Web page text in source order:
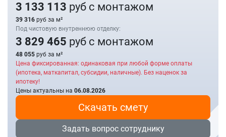
3 133 113 руб с монтажом
39 316 руб за м²
Под чистовую внутреннюю отделку:
3 829 465 руб с монтажом
48 055 руб за м²
Цена фиксированная: одинаковая при любой форме оплаты
(ипотека, маткапитал, субсидии, наличные). Без наценок за
ипотеку!
Цены актуальны на 06.08.2026
Скачать смету
Задать вопрос сотруднику